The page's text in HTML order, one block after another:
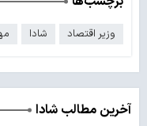
وزیر اقتصاد شادا
آخرین مطالب شادا